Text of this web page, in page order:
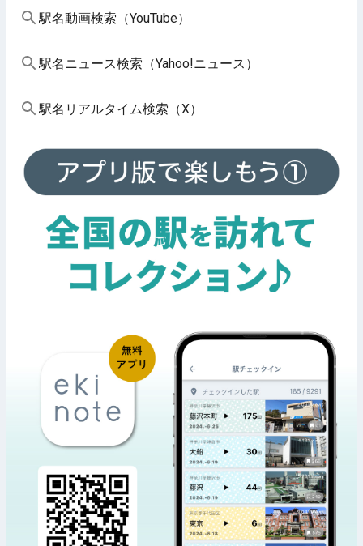
駅名動画検索（YouTube）
駅名ニュース検索（Yahoo!ニュース）
駅名リアルタイム検索（X）